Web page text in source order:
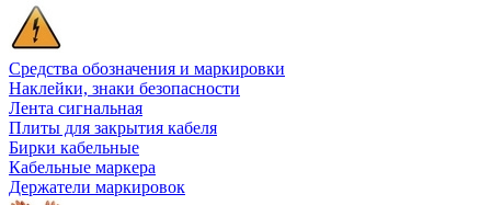
Средства обозначения и маркировки
Наклейки, знаки безопасности
Лента сигнальная
Плиты для закрытия кабеля
Бирки кабельные
Кабельные маркера
Держатели маркировок